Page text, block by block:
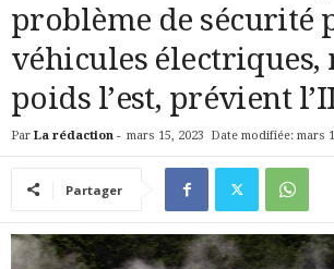
problème de sécurité
véhicules électriques,
poids l’est, prévient
Par La rédaction - mars 15, 2023 Date modifiée: mars
Partager